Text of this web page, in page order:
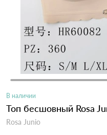
В наличии
Топ бесшовный Rosa
Rosa Junio